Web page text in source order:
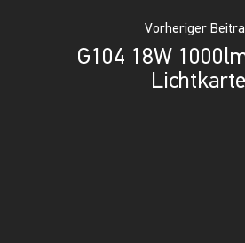
Vorheriger
G104 18W
Lichtkarte